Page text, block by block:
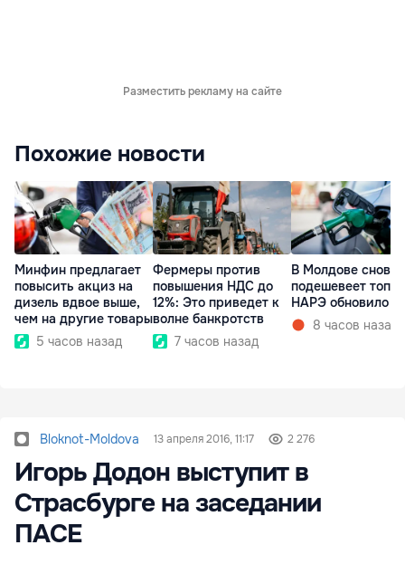
Разместить рекламу на сайте
Похожие новости
Минфин предлагает
повысить акциз на
дизель вдвое выше,
чем на другие товары
5 часов назад
Фермеры против
повышения НДС до
12%: Это приведет к
волне банкротств
7 часов назад
В Молдове снова
подешевеет
НАРЭ обновило
8 часов назад
Bloknot-Moldova 13 апреля 2016, 11:17 2 276
Игорь Додон выступит в
Страсбурге на заседании
ПАСЕ